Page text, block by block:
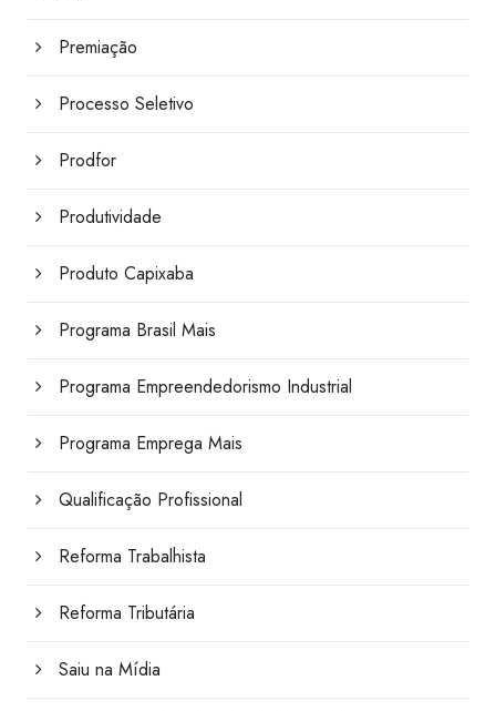
Premiação
Processo Seletivo
Prodfor
Produtividade
Produto Capixaba
Programa Brasil Mais
Programa Empreendedorismo Industrial
Programa Emprega Mais
Qualificação Profissional
Reforma Trabalhista
Reforma Tributária
Saiu na Mídia